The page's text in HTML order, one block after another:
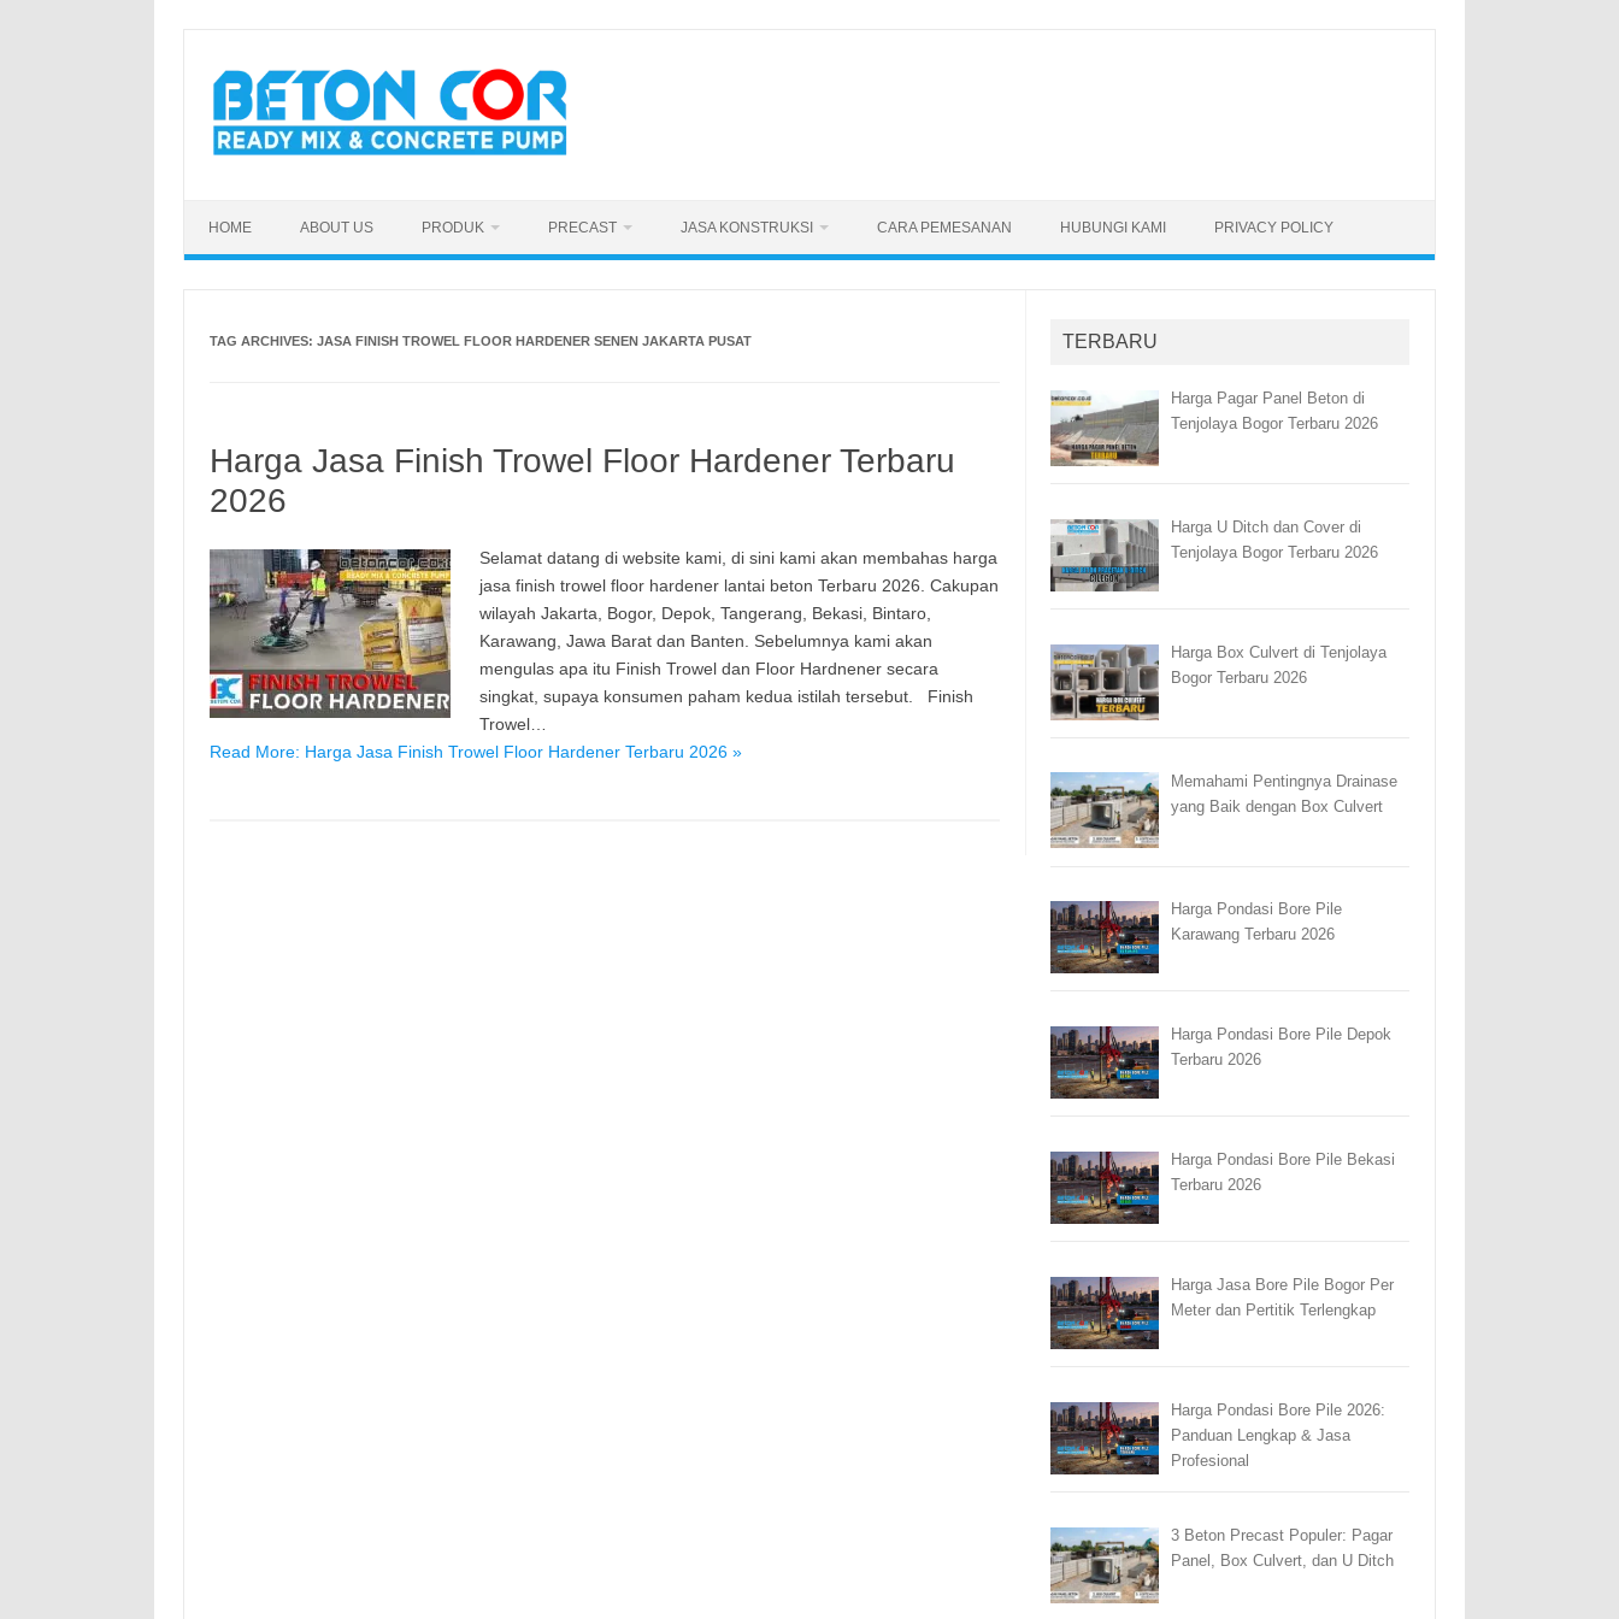
content
HOME ABOUT US PRODUK PRECAST JASA KONSTRUKSI CARA PEMESANAN HUBUNGI KAMI PRIVACY POLICY
TAG ARCHIVES: JASA FINISH TROWEL FLOOR HARDENER SENEN JAKARTA PUSAT
Harga Jasa Finish Trowel Floor Hardener Terbaru
2026
Selamat datang di website kami, di sini kami akan membahas harga
jasa finish trowel floor hardener lantai beton Terbaru 2026. Cakupan
wilayah Jakarta, Bogor, Depok, Tangerang, Bekasi, Bintaro,
Karawang, Jawa Barat dan Banten. Sebelumnya kami akan
mengulas apa itu Finish Trowel dan Floor Hardnener secara
singkat, supaya konsumen paham kedua istilah tersebut. Finish
Trowel…
Read More: Harga Jasa Finish Trowel Floor Hardener Terbaru 2026 »
TERBARU
Harga Pagar Panel Beton di
Tenjolaya Bogor Terbaru 2026
Harga U Ditch dan Cover di
Tenjolaya Bogor Terbaru 2026
Harga Box Culvert di Tenjolaya
Bogor Terbaru 2026
Memahami Pentingnya Drainase
yang Baik dengan Box Culvert
Harga Pondasi Bore Pile
Karawang Terbaru 2026
Harga Pondasi Bore Pile Depok
Terbaru 2026
Harga Pondasi Bore Pile Bekasi
Terbaru 2026
Harga Jasa Bore Pile Bogor Per
Meter dan Pertitik Terlengkap
Harga Pondasi Bore Pile 2026:
Panduan Lengkap & Jasa
Profesional
3 Beton Precast Populer: Pagar
Panel, Box Culvert, dan U Ditch